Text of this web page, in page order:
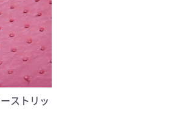
ストリッ